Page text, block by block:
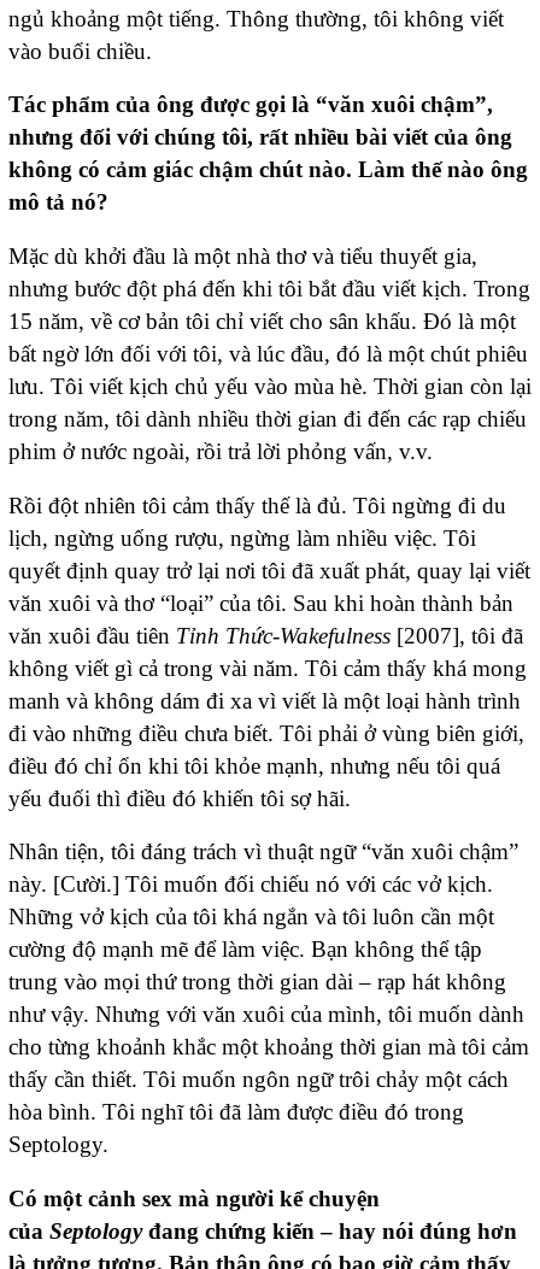
ngủ khoảng một tiếng. Thông thường, tôi không viết
vào buổi chiều.
Tác phẩm của ông được gọi là “văn xuôi chậm”,
nhưng đối với chúng tôi, rất nhiều bài viết của ông
không có cảm giác chậm chút nào. Làm thế nào ông
mô tả nó?
Mặc dù khởi đầu là một nhà thơ và tiểu thuyết gia,
nhưng bước đột phá đến khi tôi bắt đầu viết kịch. Trong
15 năm, về cơ bản tôi chỉ viết cho sân khấu. Đó là một
bất ngờ lớn đối với tôi, và lúc đầu, đó là một chút phiêu
lưu. Tôi viết kịch chủ yếu vào mùa hè. Thời gian còn lại
trong năm, tôi dành nhiều thời gian đi đến các rạp chiếu
phim ở nước ngoài, rồi trả lời phỏng vấn, v.v.
Rồi đột nhiên tôi cảm thấy thế là đủ. Tôi ngừng đi du
lịch, ngừng uống rượu, ngừng làm nhiều việc. Tôi
quyết định quay trở lại nơi tôi đã xuất phát, quay lại viết
văn xuôi và thơ “loại” của tôi. Sau khi hoàn thành bản
văn xuôi đầu tiên Tỉnh Thức-Wakefulness [2007], tôi đã
không viết gì cả trong vài năm. Tôi cảm thấy khá mong
manh và không dám đi xa vì viết là một loại hành trình
đi vào những điều chưa biết. Tôi phải ở vùng biên giới,
điều đó chỉ ổn khi tôi khỏe mạnh, nhưng nếu tôi quá
yếu đuối thì điều đó khiến tôi sợ hãi.
Nhân tiện, tôi đáng trách vì thuật ngữ “văn xuôi chậm”
này. [Cười.] Tôi muốn đối chiếu nó với các vở kịch.
Những vở kịch của tôi khá ngắn và tôi luôn cần một
cường độ mạnh mẽ để làm việc. Bạn không thể tập
trung vào mọi thứ trong thời gian dài – rạp hát không
như vậy. Nhưng với văn xuôi của mình, tôi muốn dành
cho từng khoảnh khắc một khoảng thời gian mà tôi cảm
thấy cần thiết. Tôi muốn ngôn ngữ trôi chảy một cách
hòa bình. Tôi nghĩ tôi đã làm được điều đó trong
Septology.
Có một cảnh sex mà người kể chuyện
của Septologyđang chứng kiến – hay nói đúng hơn
là tưởng tượng. Bản thân ông có bao giờ cảm thấy